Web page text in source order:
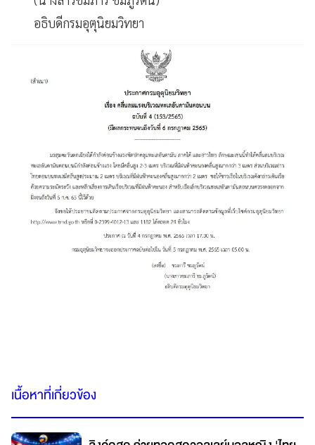
อธิบดีกรมอุตุนิยมวิทยา
เนื้อหาที่เกี่ยวข้อง